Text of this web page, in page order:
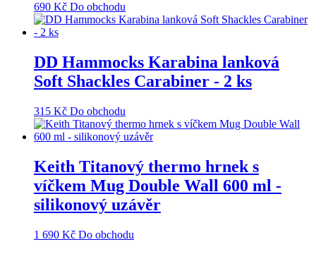
690 Kč Do obchodu
DD Hammocks Karabina lanková
Soft Shackles Carabiner - 2 ks
315 Kč Do obchodu
Keith Titanový thermo hrnek s
víčkem Mug Double Wall 600 ml -
silikonový uzávěr
1 690 Kč Do obchodu